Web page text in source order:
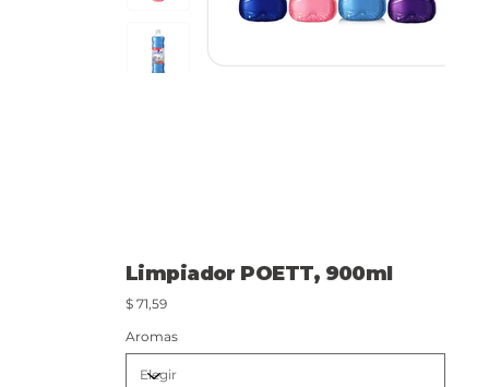
Limpiador POETT, 900ml
Precio
$ 71,59
Aromas